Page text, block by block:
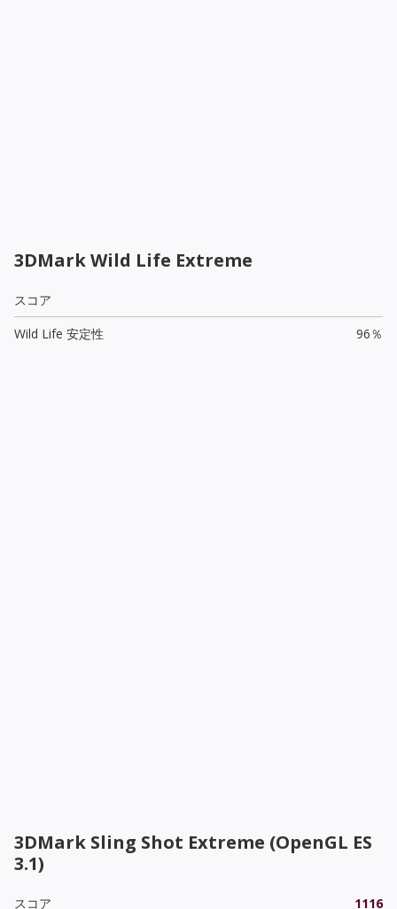
3DMark Wild Life Extreme
スコア
Wild Life 安定性
96％
3DMark Sling Shot Extreme (OpenGL ES
3.1)
スコア 1116